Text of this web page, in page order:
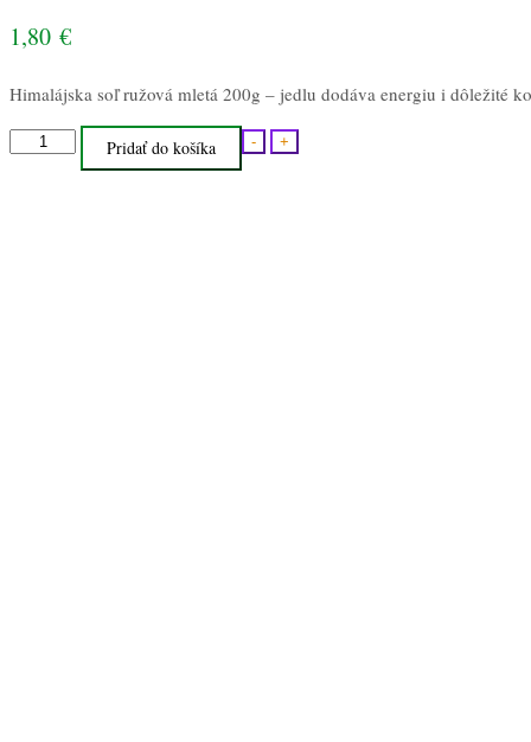
1,80 €
Himalájska soľ ružová mletá 200g – jedlu dodáva energiu i dôležité
-
množstvo
Himalájska
+
Pridať do košíka